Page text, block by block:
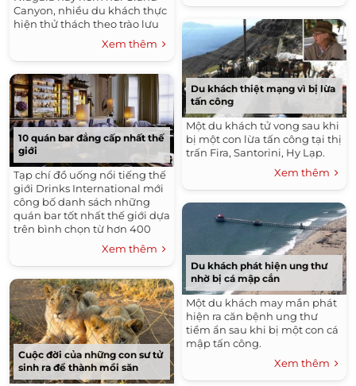
Canyon, nhiều du khách thực
hiện thử thách theo trào lưu
mới nhất năm 2015.Xem thêm
10 quán bar đẳng cấp nhất thế
giới
Tạp chí đồ uống nổi tiếng thế
giới Drinks International mới
công bố danh sách những
quán bar tốt nhất thế giới dựa
trên bình chọn từ hơn 400
chuyên gia trong ngành.
Xem thêm
Cuộc đời của những con sư tử
sinh ra để thành mồi săn
Du khách thiệt mạng vì bị lừa
tấn công
Một du khách tử vong sau khi
bị một con lừa tấn công tại thị
trấn Fira, Santorini, Hy Lạp.
Xem thêm
Du khách phát hiện ung thư
nhờ bị cá mập cắn
Một du khách may mắn phát
hiện ra căn bệnh ung thư
tiềm ẩn sau khi bị một con cá
mập tấn công.
Xem thêm